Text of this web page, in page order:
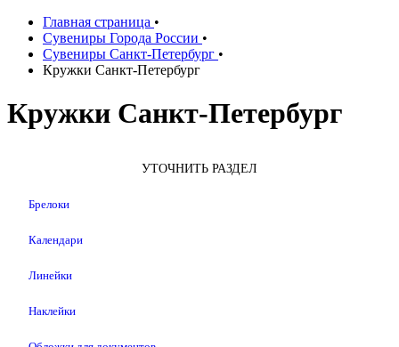
Главная страница •
Сувениры Города России •
Сувениры Санкт-Петербург •
Кружки Санкт-Петербург
Кружки Санкт-Петербург
УТОЧНИТЬ РАЗДЕЛ
Брелоки
Календари
Линейки
Наклейки